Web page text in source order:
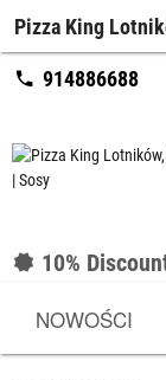
Pizza King
914886688
10%
NOWOŚCI